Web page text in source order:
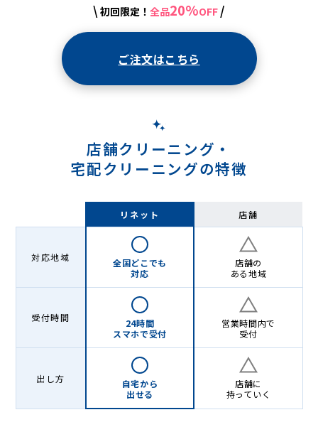
\ 初回限定！ 全品20%OFF /
ご注文はこちら
店舗クリーニング・
宅配クリーニングの特徴
リネット 店舗
対応地域
全国どこでも
対応
店舗の
ある地域
受付時間
24時間
スマホで受付
営業時間内で
受付
出し方
自宅から
出せる
店舗に
持っていく